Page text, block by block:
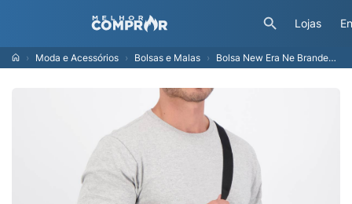
Lojas
Moda e Acessórios Bolsas e Malas Bolsa New Era Ne Branded Preta